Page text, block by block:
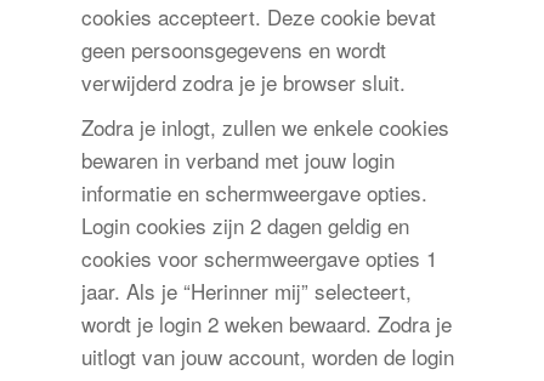
cookies accepteert. Deze cookie bevat
geen persoonsgegevens en wordt
verwijderd zodra je je browser sluit.
Zodra je inlogt, zullen we enkele cookies
bewaren in verband met jouw login
informatie en schermweergave opties.
Login cookies zijn 2 dagen geldig en
cookies voor schermweergave opties 1
jaar. Als je “Herinner mij” selecteert,
wordt je login 2 weken bewaard. Zodra je
uitlogt van jouw account, worden de login